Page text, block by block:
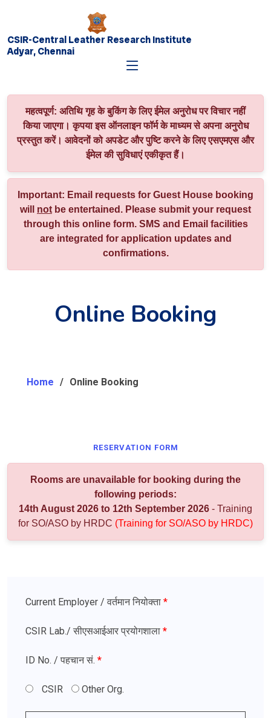
CSIR-Central Leather Research Institute
Adyar, Chennai
महत्वपूर्ण: अतिथि गृह के बुकिंग के लिए ईमेल अनुरोध पर विचार नहीं
किया जाएगा। कृपया इस ऑनलाइन फॉर्म के माध्यम से अपना अनुरोध
प्रस्तुत करें। आवेदनों को अपडेट और पुष्टि करने के लिए एसएमएस और
ईमेल की सुविधाएं एकीकृत हैं।
Important: Email requests for Guest House booking
will not be entertained. Please submit your request
through this online form. SMS and Email facilities
are integrated for application updates and
confirmations.
Online Booking
Home Online Booking
RESERVATION FORM
Rooms are unavailable for booking during the
following periods:
14th August 2026 to 12th September 2026 - Training
for SO/ASO by HRDC (Training for SO/ASO by HRDC)
Current Employer / वर्तमान नियोक्ता *
CSIR Lab./ सीएसआईआर प्रयोगशाला *
ID No. / पहचान सं. *
CSIR Other Org.